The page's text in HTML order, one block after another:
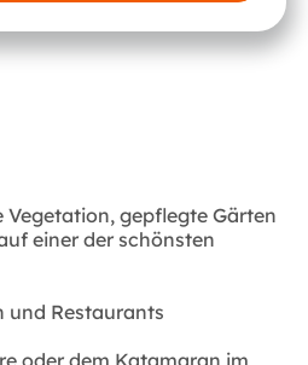
gepflegte Gärten
einer der schönsten
und Restaurants
oder dem Katamaran im